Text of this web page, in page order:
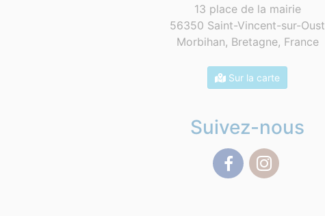
13 place de la mairie
56350 Saint-Vincent-sur-Oust
Morbihan, Bretagne, France
Sur la carte
Suivez-nous